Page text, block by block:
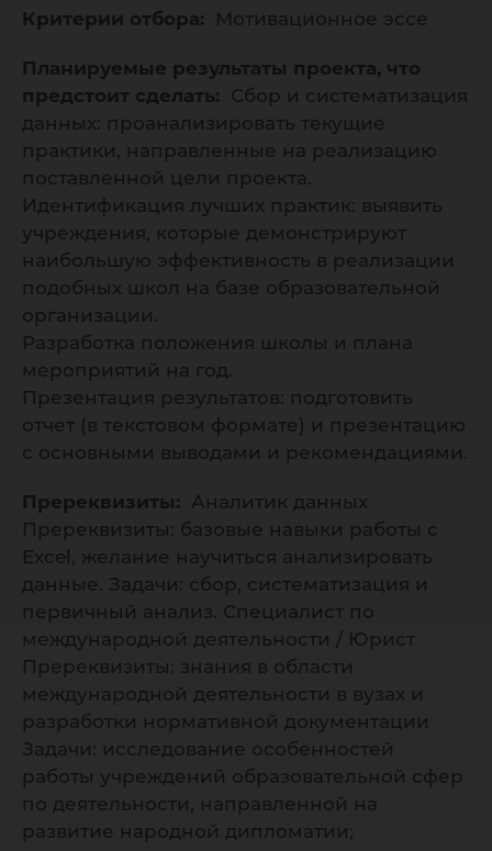
Критерии отбора: Мотивационное эссе
Планируемые результаты проекта, что
предстоит сделать: Сбор и систематизация
данных: проанализировать текущие
практики, направленные на реализацию
поставленной цели проекта.
Идентификация лучших практик: выявить
учреждения, которые демонстрируют
наибольшую эффективность в реализации
подобных школ на базе образовательной
организации.
Разработка положения школы и плана
мероприятий на год.
Презентация результатов: подготовить
отчет (в текстовом формате) и презентацию
с основными выводами и рекомендациями.
Пререквизиты: Аналитик данных
Пререквизиты: базовые навыки работы с
Excel, желание научиться анализировать
данные. Задачи: сбор, систематизация и
первичный анализ. Специалист по
международной деятельности / Юрист
Пререквизиты: знания в области
международной деятельности в вузах и
разработки нормативной документации
Задачи: исследование особенностей
работы учреждений образовательной сфер
по деятельности, направленной на
развитие народной дипломатии;